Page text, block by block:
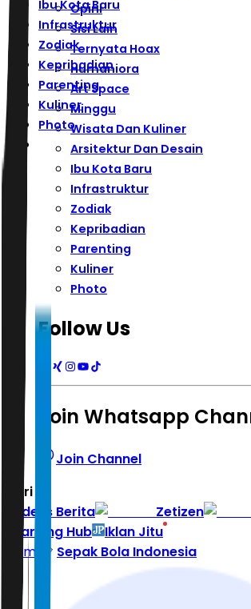
Ibu Kota Baru
Infrastruktur
Zodiak
Kepribadian
Parenting
Kuliner
Photo
Opini
Sisi Lain
Ternyata Hoax
Humaniora
Art Space
Minggu
Wisata Dan Kuliner
Arsitektur Dan Desain
Ibu Kota Baru
Infrastruktur
Zodiak
Kepribadian
Parenting
Kuliner
Photo
Follow Us
Join Whatsapp
Join Channel
Hari ini
Indeks Berita
Zetizen
Learning Hub
Iklan Jitu
Home
Sepak Bola Indonesia